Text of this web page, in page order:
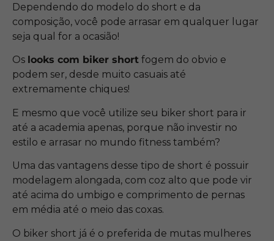
Dependendo do modelo do short e da
composição, você pode arrasar em qualquer lugar
seja qual for a ocasião!
Os looks com biker short fogem do obvio e
podem ser, desde muito casuais até
extremamente chiques!
E mesmo que você utilize seu biker short para ir
até a academia apenas, porque não investir no
estilo e arrasar no mundo fitness também?
Uma das vantagens desse tipo de short é possuir
modelagem alongada, com coz alto que pode vir
até acima do umbigo e comprimento de pernas
em média até o meio das coxas.
O biker short já é o preferida de mutas mulheres